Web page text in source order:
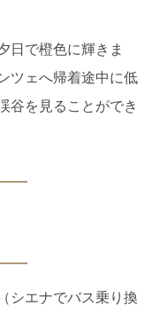
日で橙色に輝きま
ツェへ帰着途中に低
谷を見ることができ
シエナでバス乗り換